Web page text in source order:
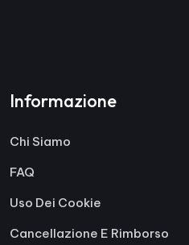
Informazione
Chi Siamo
FAQ
Uso Dei Cookie
Cancellazione E Rimborso